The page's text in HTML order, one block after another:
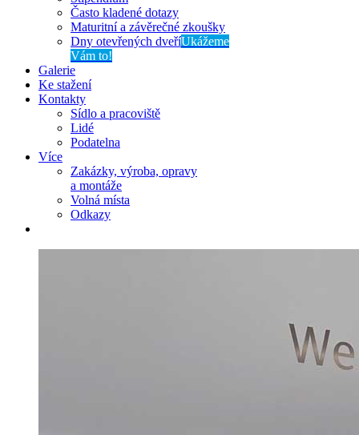
Často kladené dotazy
Maturitní a závěrečné zkoušky
Dny otevřených dveříUkážeme
Vám to!
Galerie
Ke stažení
Kontakty
Sídlo a pracoviště
Lidé
Podatelna
Více
Zakázky, výroba, opravy
a montáže
Volná místa
Odkazy